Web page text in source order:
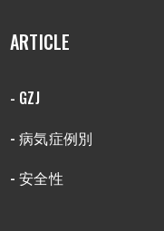
ARTICLE
- GZJ
- 病気症例別
- 安全性